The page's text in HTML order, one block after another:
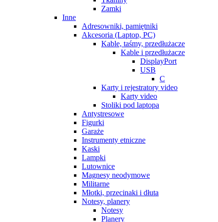
Zamki
Inne
Adresowniki, pamiętniki
Akcesoria (Laptop, PC)
Kable, taśmy, przedłużacze
Kable i przedłużacze
DisplayPort
USB
C
Karty i rejestratory video
Karty video
Stoliki pod laptopa
Antystresowe
Figurki
Garaże
Instrumenty etniczne
Kaski
Lampki
Lutownice
Magnesy neodymowe
Militarne
Młotki, przecinaki i dłuta
Notesy, planery
Notesy
Planery